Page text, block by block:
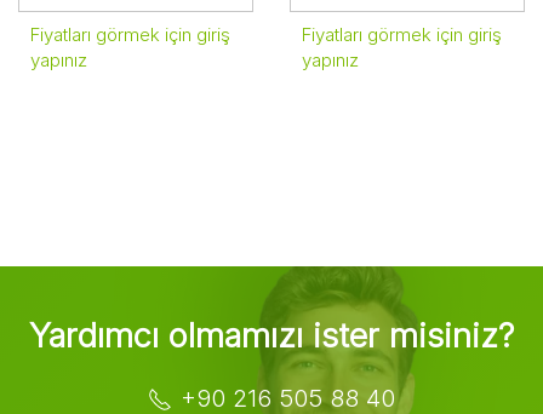
Fiyatları görmek için giriş
yapınız
Fiyatları görmek için giriş
yapınız
Yardımcı olmamızı ister misiniz?
+90 216 505 88 40